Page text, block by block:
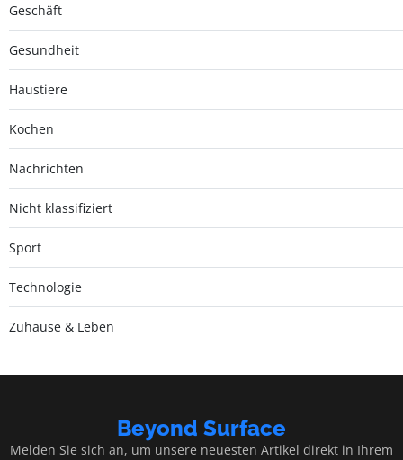
Geschäft
Gesundheit
Haustiere
Kochen
Nachrichten
Nicht klassifiziert
Sport
Technologie
Zuhause & Leben
Beyond Surface
Melden Sie sich an, um unsere neuesten Artikel direkt in Ihrem